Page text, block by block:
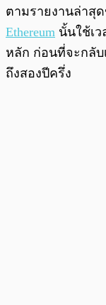
ตามรายงานล่าสุ
Ethereum นั้นใช้เ
หลัก ก่อนที่จะกลับ
ถึงสองปีครึ่ง